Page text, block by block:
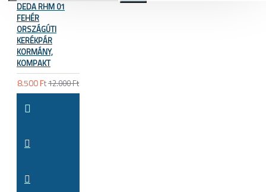
DEDA RHM 01
FEHÉR
ORSZÁGÚTI
KERÉKPÁR
KORMÁNY,
KOMPAKT
8.500 Ft12.000 Ft